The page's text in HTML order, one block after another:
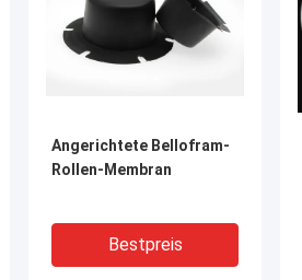
Angerichtete Bellofram-
Rollen-Membran
Bestpreis